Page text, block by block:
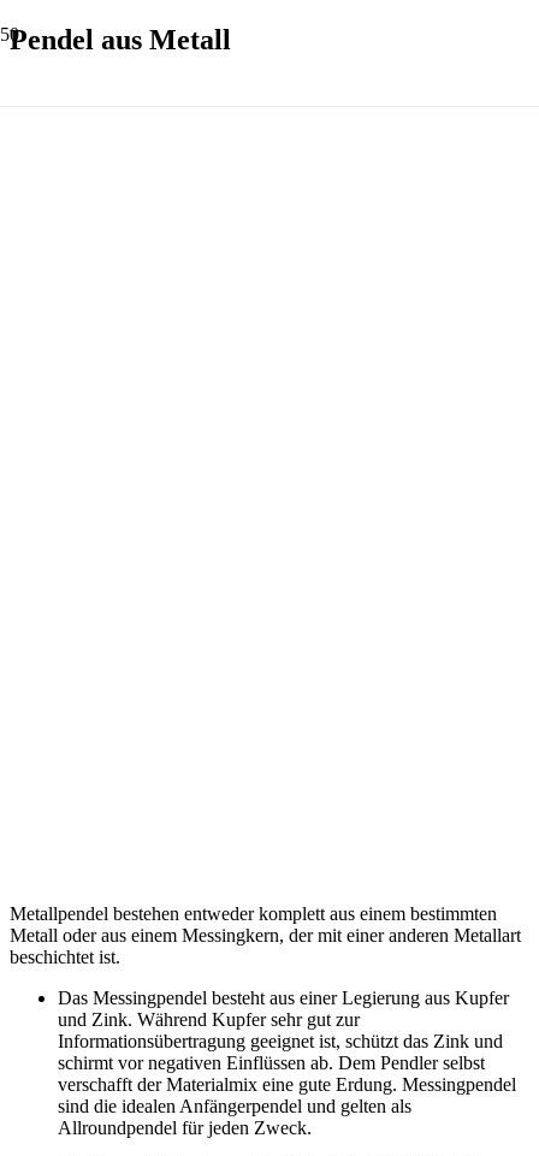
Pendel aus Metall
Metallpendel bestehen entweder komplett aus einem bestimmten
Metall oder aus einem Messingkern, der mit einer anderen Metallart
beschichtet ist.
Das Messingpendel besteht aus einer Legierung aus Kupfer
und Zink. Während Kupfer sehr gut zur
Informationsübertragung geeignet ist, schützt das Zink und
schirmt vor negativen Einflüssen ab. Dem Pendler selbst
verschafft der Materialmix eine gute Erdung. Messingpendel
sind die idealen Anfängerpendel und gelten als
Allroundpendel für jeden Zweck.